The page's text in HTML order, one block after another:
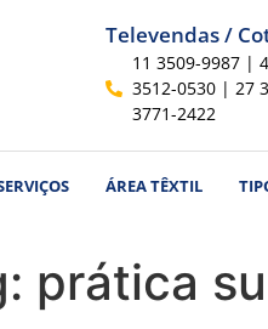
Televendas /
11 3509-9987 |
3512-0530 | 27
3771-2422
ÁREA TÊXTIL
prática